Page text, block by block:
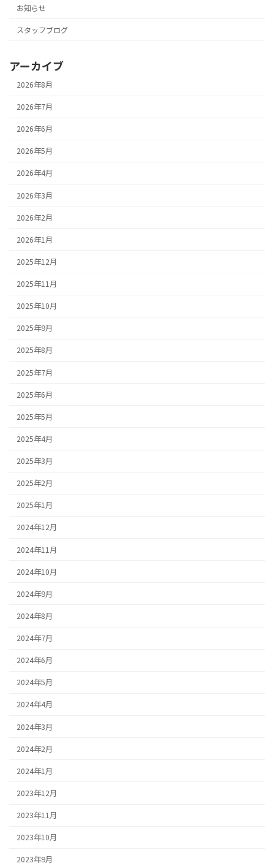
お知らせ
スタッフブログ
アーカイブ
2026年8月
2026年7月
2026年6月
2026年5月
2026年4月
2026年3月
2026年2月
2026年1月
2025年12月
2025年11月
2025年10月
2025年9月
2025年8月
2025年7月
2025年6月
2025年5月
2025年4月
2025年3月
2025年2月
2025年1月
2024年12月
2024年11月
2024年10月
2024年9月
2024年8月
2024年7月
2024年6月
2024年5月
2024年4月
2024年3月
2024年2月
2024年1月
2023年12月
2023年11月
2023年10月
2023年9月